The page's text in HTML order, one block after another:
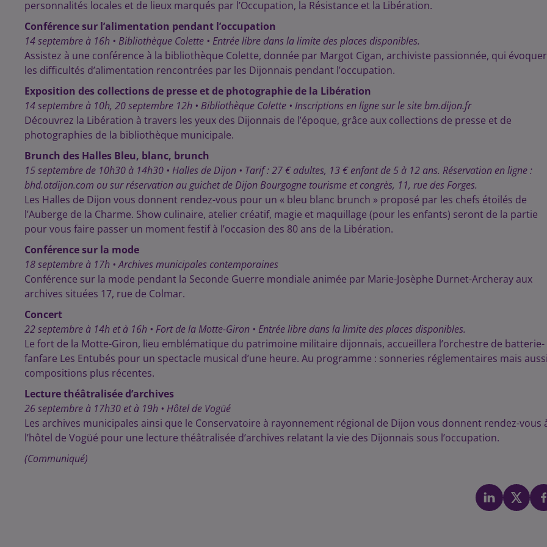
personnalités locales et de lieux marqués par l’Occupation, la Résistance et la Libération.
Conférence sur l’alimentation pendant l’occupation
14 septembre à 16h • Bibliothèque Colette • Entrée libre dans la limite des places disponibles.
Assistez à une conférence à la bibliothèque Colette, donnée par Margot Cigan, archiviste passionnée, qui
les difficultés d’alimentation rencontrées par les Dijonnais pendant l’occupation.
Exposition des collections de presse et de photographie de la Libération
14 septembre à 10h, 20 septembre 12h • Bibliothèque Colette • Inscriptions en ligne sur le site bm.dijon.fr
Découvrez la Libération à travers les yeux des Dijonnais de l’époque, grâce aux collections de presse et de
photographies de la bibliothèque municipale.
Brunch des Halles Bleu, blanc, brunch
15 septembre de 10h30 à 14h30 • Halles de Dijon • Tarif : 27 € adultes, 13 € enfant de 5 à 12 ans. Réservation en ligne :
bhd.otdijon.com ou sur réservation au guichet de Dijon Bourgogne tourisme et congrès, 11, rue des Forges.
Les Halles de Dijon vous donnent rendez-vous pour un « bleu blanc brunch » proposé par les chefs étoilés de
l’Auberge de la Charme. Show culinaire, atelier créatif, magie et maquillage (pour les enfants) seront de la partie
pour vous faire passer un moment festif à l’occasion des 80 ans de la Libération.
Conférence sur la mode
18 septembre à 17h • Archives municipales contemporaines
Conférence sur la mode pendant la Seconde Guerre mondiale animée par Marie-Josèphe Durnet-Archeray aux
archives situées 17, rue de Colmar.
Concert
22 septembre à 14h et à 16h • Fort de la Motte-Giron • Entrée libre dans la limite des places disponibles.
Le fort de la Motte-Giron, lieu emblématique du patrimoine militaire dijonnais, accueillera l’orchestre de batterie-
fanfare Les Entubés pour un spectacle musical d’une heure. Au programme : sonneries réglementaires mais
compositions plus récentes.
Lecture théâtralisée d’archives
26 septembre à 17h30 et à 19h • Hôtel de Vogüé
Les archives municipales ainsi que le Conservatoire à rayonnement régional de Dijon vous donnent rendez-vous
l’hôtel de Vogüé pour une lecture théâtralisée d’archives relatant la vie des Dijonnais sous l’occupation.
(Communiqué)